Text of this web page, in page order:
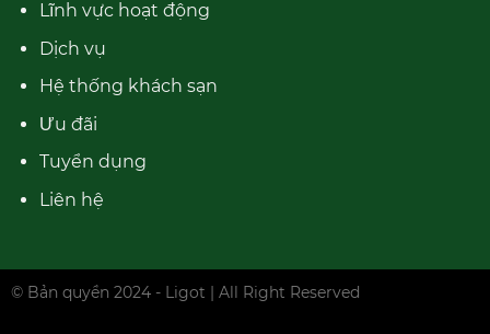
Lĩnh vực hoạt động
Dịch vụ
Hệ thống khách sạn
Ưu đãi
Tuyển dụng
Liên hệ
© Bản quyền 2024 - Ligot | All Right Reserved